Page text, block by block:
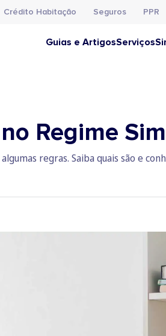
Crédito Habitação Seguros PPR
Guias e ArtigosServiços
Regime
regras. Saiba quais são e